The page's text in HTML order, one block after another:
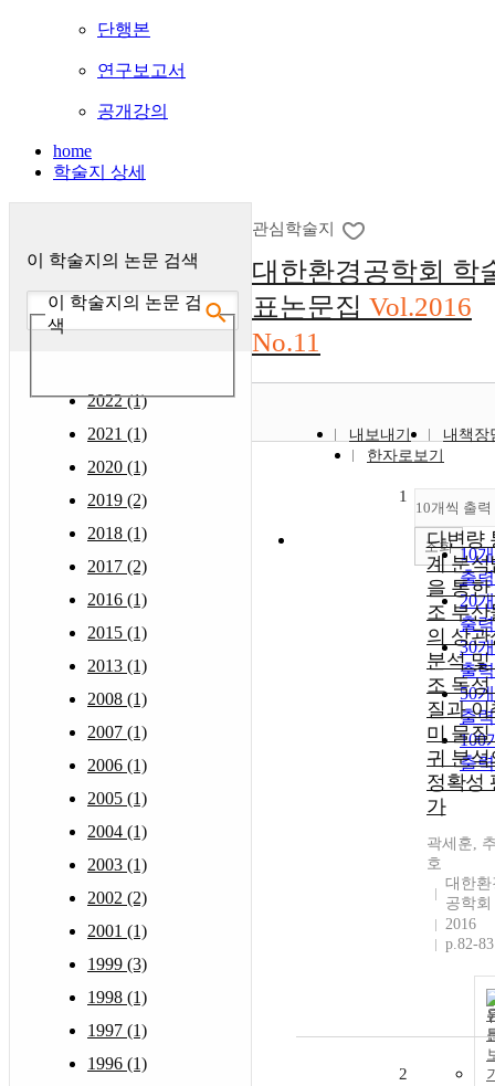
단행본
연구보고서
공개강의
home
학술지 상세
이 학술지의 논문 검색
이 학술지의 논문 검
색
2022 (1)
2021 (1)
2020 (1)
2019 (2)
2018 (1)
2017 (2)
2016 (1)
2015 (1)
2013 (1)
2008 (1)
2007 (1)
2006 (1)
2005 (1)
2004 (1)
2003 (1)
2002 (2)
2001 (1)
1999 (3)
1998 (1)
1997 (1)
1996 (1)
관심학술지
대한환경공학회 학
표논문집 Vol.2016
No.11
내보내기
내책장
한자로보기
10개씩 출력
10
출력
20
출력
30
출력
50
출력
100
출력
조회
1
다변량
계 분석
을 통한
조 부산
의 상관
분석 및
조 독성
질과 이
미 물질
귀 분석
정확성
가
곽세훈,
호
대한환
공학회
2016
p.82-83
2